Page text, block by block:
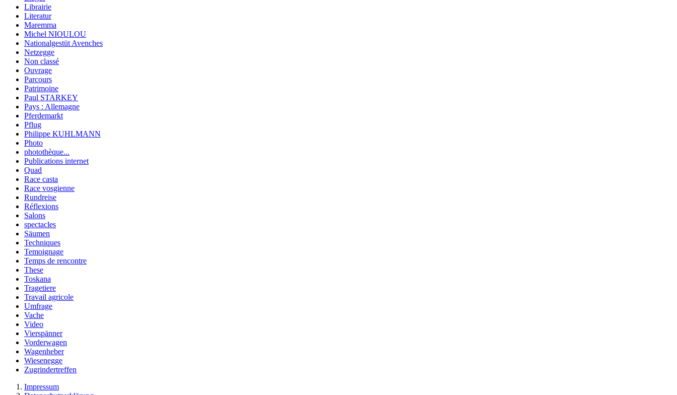
Librairie
Literatur
Maremma
Michel NIOULOU
Nationalgestüt Avenches
Netzegge
Non classé
Ouvrage
Parcours
Patrimoine
Paul STARKEY
Pays : Allemagne
Pferdemarkt
Pflug
Philippe KUHLMANN
Photo
photothèque...
Publications internet
Quad
Race casta
Race vosgienne
Rundreise
Réflexions
Salons
spectacles
Säumen
Techniques
Temoignage
Temps de rencontre
These
Toskana
Tragetiere
Travail agricole
Umfrage
Vache
Video
Vierspänner
Vorderwagen
Wagenheber
Wiesenegge
Zugrindertreffen
Impressum